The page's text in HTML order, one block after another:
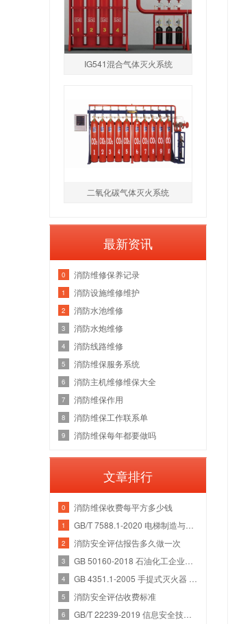
IG541混合气体灭火系统
二氧化碳气体灭火系统
最新资讯
0 消防维修保养记录
1 消防设施维修维护
2 消防水池维修
3 消防水炮维修
4 消防线路维修
5 消防维保服务系统
6 消防主机维修维保大全
7 消防维保作用
8 消防维保工作联系单
9 消防维保每年都要做吗
文章排行
0 消防维保收费每平方多少钱
1
2 消防安全评估报告多久做一次
3
4
5 消防安全评估收费标准
6